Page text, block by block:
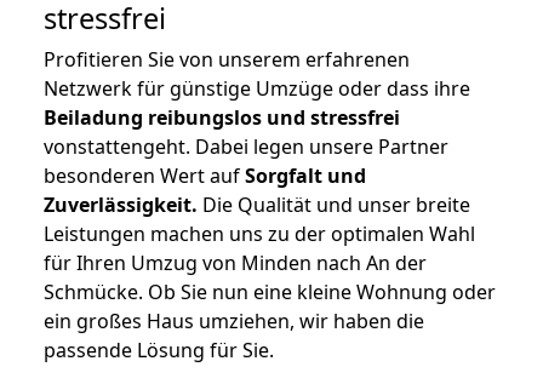
stressfrei
Profitieren Sie von unserem erfahrenen
Netzwerk für günstige Umzüge oder dass ihre
Beiladung reibungslos und stressfrei
vonstattengeht. Dabei legen unsere Partner
besonderen Wert aufSorgfalt und
Zuverlässigkeit. Die Qualität und unser breite
Leistungen machen uns zu der optimalen Wahl
für Ihren Umzug von Minden nach An der
Schmücke. Ob Sie nun eine kleine Wohnung oder
ein großes Haus umziehen, wir haben die
passende Lösung für Sie.